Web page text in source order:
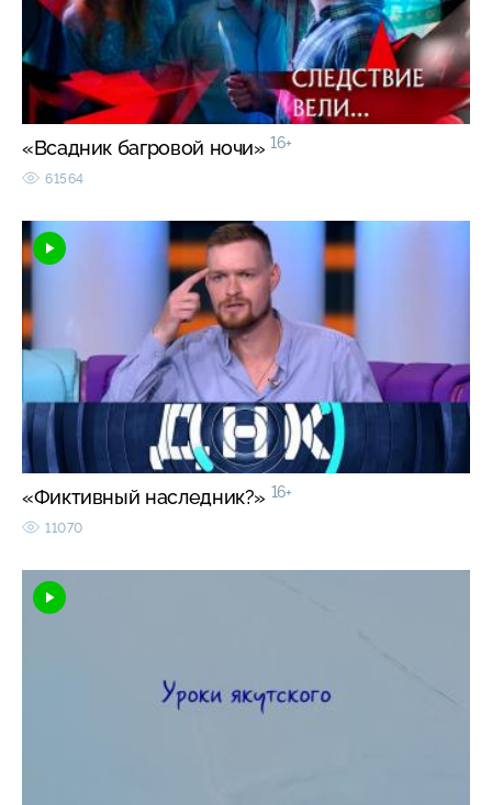
«Всадник багровой ночи» 16+
61564
«Фиктивный наследник?» 16+
11070